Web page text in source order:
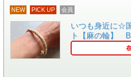
NEW PICK UP 会員
いつも身近に☆
ト【麻の輪】